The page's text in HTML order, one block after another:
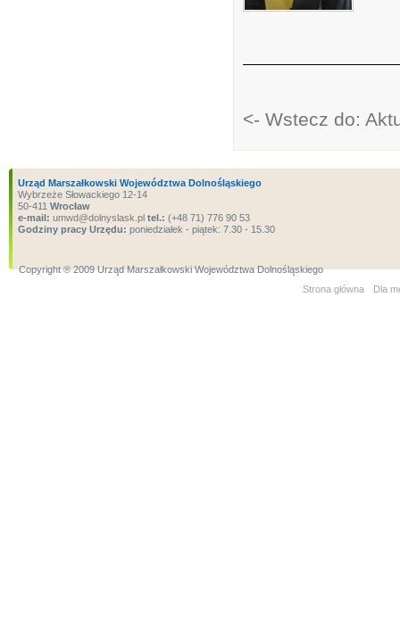
<- Wstecz do:
Urząd Marszałkowski Województwa Dolnośląskiego
Wybrzeże Słowackiego 12-14
50-411 Wrocław
e-mail: umwd@dolnyslask.pl tel.: (+48 71) 776 90 53
Godziny pracy Urzędu: poniedziałek - piątek: 7.30 - 15.30
Copyright ® 2009 Urząd Marszałkowski Województwa Dolnośląskiego
Strona główna
Dla